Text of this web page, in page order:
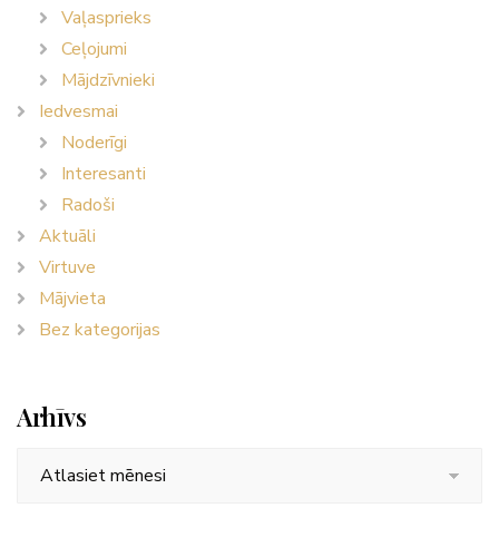
Vaļasprieks
Ceļojumi
Mājdzīvnieki
Iedvesmai
Noderīgi
Interesanti
Radoši
Aktuāli
Virtuve
Mājvieta
Bez kategorijas
Arhīvs